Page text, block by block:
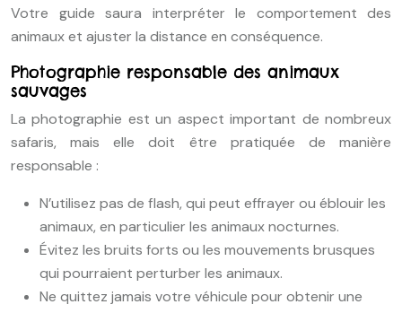
Votre guide saura interpréter le comportement des
animaux et ajuster la distance en conséquence.
Photographie responsable des animaux
sauvages
La photographie est un aspect important de nombreux
safaris, mais elle doit être pratiquée de manière
responsable :
N’utilisez pas de flash, qui peut effrayer ou éblouir les
animaux, en particulier les animaux nocturnes.
Évitez les bruits forts ou les mouvements brusques
qui pourraient perturber les animaux.
Ne quittez jamais votre véhicule pour obtenir une